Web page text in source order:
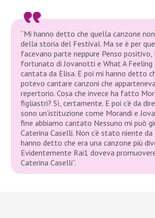
“Mi hanno detto che quella canzone
della storia del Festival. Ma se è per
facevano parte neppure Penso positivo,
fortunato di Jovanotti e What A Feeling
cantata da Elisa. E poi mi hanno detto
potevo cantare canzoni che
repertorio. Cosa che invece ha fatto
figliastri? Sì, certamente. E poi c’è da
sono un’istituzione come Morandi e
fine abbiamo cantato Nessuno mi può
Caterina Caselli. Non c’è stato niente da
hanno detto che era una canzone più
Evidentemente Rai1 doveva
Caterina Caselli”.